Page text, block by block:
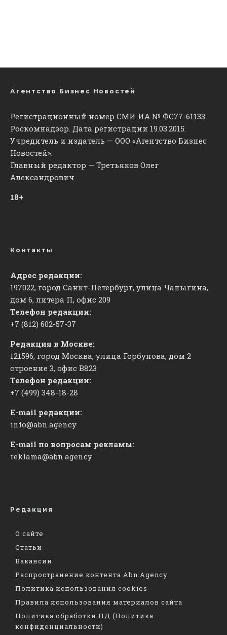
Агентство Бизнес Новостей
Регистрационный номер СМИ ИА № ФС77-61133
Роскомнадзор. Дата регистрации 19.03.2015.
Учредитель и издатель — ООО «Агентство Бизнес
Новостей».
Главный редактор — Третьяков Олег
Александрович
18+
Контакты
Адрес редакции:
197022, город Санкт-Петербург, улица Чапыгина,
дом 6, литера П, офис 209
Телефон редакции:
+7 (812) 602-57-37
Редакция в Москве:
121596, город Москва, улица Горбунова, дом 2
строение 3, офис ​В823
Телефон редакции:
+7 (499) 348-18-28
E-mail редакции:
info@abn.agency
E-mail по вопросам рекламы:
reklama@abn.agency
Редакция
О сайте
Статьи
Вакансии
Распространение контента Abn.Agency
Политика использования cookies
Правила использования материалов сайта
Политика обработки ПД (Политика
конфиденциальности)